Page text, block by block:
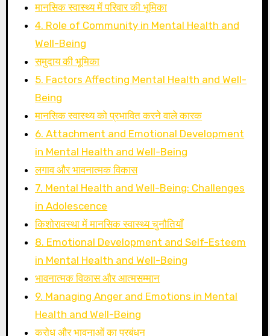
मानसिक स्वास्थ्य में परिवार की भूमिका
4. Role of Community in Mental Health and
Well-Being
समुदाय की भूमिका
5. Factors Affecting Mental Health and Well-
Being
मानसिक स्वास्थ्य को प्रभावित करने वाले कारक
6. Attachment and Emotional Development
in Mental Health and Well-Being
लगाव और भावनात्मक विकास
7. Mental Health and Well-Being: Challenges
in Adolescence
किशोरावस्था में मानसिक स्वास्थ्य चुनौतियाँ
8. Emotional Development and Self-Esteem
in Mental Health and Well-Being
भावनात्मक विकास और आत्मसम्मान
9. Managing Anger and Emotions in Mental
Health and Well-Being
क्रोध और भावनाओं का प्रबंधन